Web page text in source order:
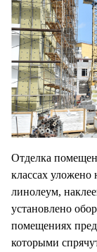
Отделка
классах уложено
линолеум,
установлено
помещениях
которыми